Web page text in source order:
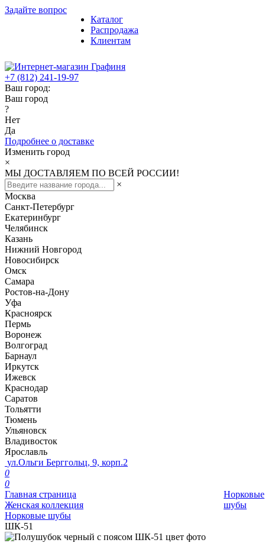
Задайте вопрос
Каталог
Распродажа
Клиентам
+7 (812) 241-19-97
Ваш город:
Ваш город
?
Нет
Да
Подробнее о доставке
Изменить город
×
МЫ ДОСТАВЛЯЕМ ПО ВСЕЙ РОССИИ!
×
Москва
Санкт-Петербург
Екатеринбург
Челябинск
Казань
Нижний Новгород
Новосибирск
Омск
Самара
Ростов-на-Дону
Уфа
Красноярск
Пермь
Воронеж
Волгоград
Барнаул
Иркутск
Ижевск
Краснодар
Саратов
Тольятти
Тюмень
Ульяновск
Владивосток
Ярославль
ул.Ольги Берггольц, 9, корп.2
0
0
Главная страница
Женская коллекция
Норковые шубы
ШК-51
Норковые
шубы